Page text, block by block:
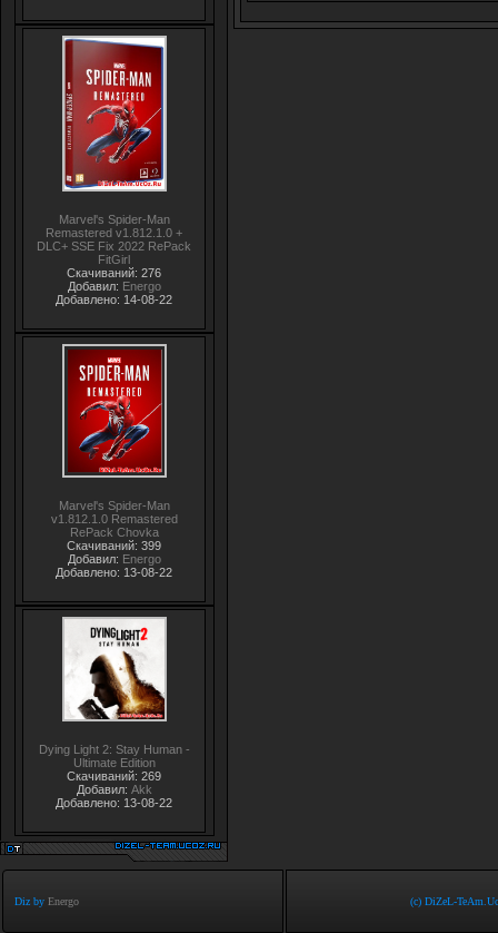
Marvel's Spider-Man
Remastered v1.812.1.0 +
DLC+ SSE Fix 2022 RePack
FitGirl
Скачиваний: 276
Добавил: Energo
Добавлено: 14-08-22
Marvel's Spider-Man
v1.812.1.0 Remastered
RePack Chovka
Скачиваний: 399
Добавил: Energo
Добавлено: 13-08-22
Dying Light 2: Stay Human -
Ultimate Edition
Скачиваний: 269
Добавил: Akk
Добавлено: 13-08-22
Diz by Energo (c) DiZeL-